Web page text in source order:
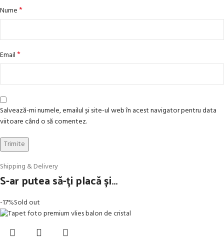
Nume*
Email*
Salvează-mi numele, emailul și site-ul web în acest navigator pentru data
viitoare când o să comentez.
Shipping & Delivery
S-ar putea să-ți placă și…
-17%Sold out